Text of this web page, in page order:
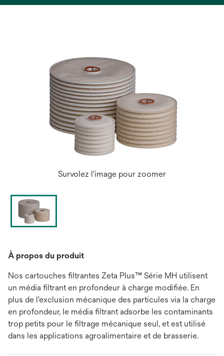
Survolez l'image pour zoomer
À propos du produit
Nos cartouches filtrantes Zeta Plus™ Série MH utilisent
un média filtrant en profondeur à charge modifiée. En
plus de l'exclusion mécanique des particules via la charge
en profondeur, le média filtrant adsorbe les contaminants
trop petits pour le filtrage mécanique seul, et est utilisé
dans les applications agroalimentaire et de brasserie.